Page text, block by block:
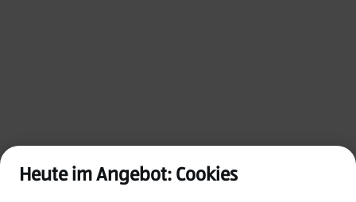
Heute im Angebot: Cookies